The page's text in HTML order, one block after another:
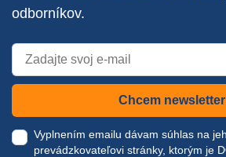
odborníkov.
Chcem newsletter
Vyplnením emailu dávam súhlas na
prevádzkovateľovi stránky, ktorým je